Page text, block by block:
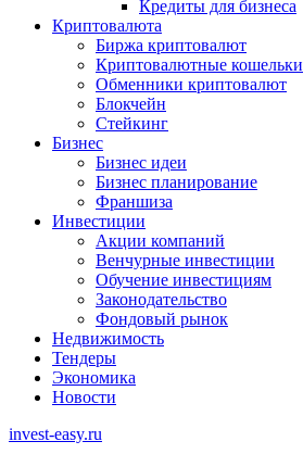
Кредиты для бизнеса
Криптовалюта
Биржа криптовалют
Криптовалютные кошельки
Обменники криптовалют
Блокчейн
Стейкинг
Бизнес
Бизнес идеи
Бизнес планирование
Франшиза
Инвестиции
Акции компаний
Венчурные инвестиции
Обучение инвестициям
Законодательство
Фондовый рынок
Недвижимость
Тендеры
Экономика
Новости
invest-easy.ru